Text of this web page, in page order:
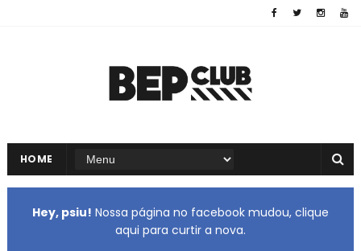
HOME
Hey, psiu! Nossa página no facebook mudou, clique
aqui para curtir a nova.